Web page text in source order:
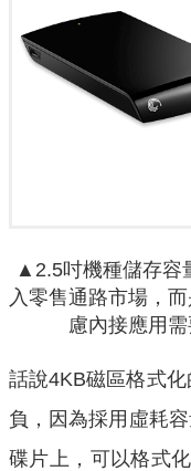
▲2.5吋機種儲存容
入零售通路市場，
慮內接應用需
話說4KB磁區格式
負，因為採用虛耗
碟片上，可以格式